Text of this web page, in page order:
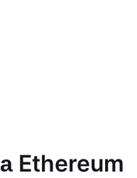
Ethereum